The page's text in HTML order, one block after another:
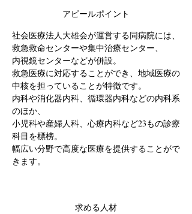
アピールポイント
社会医療法人大雄会が運営する同病院には、
救急救命センターや集中治療センター、
内視鏡センターなどが併設。
救急医療に対応することができ、地域医療の
中核を担っていることが特徴です。
内科や消化器内科、循環器内科などの内科系
のほか、
小児科や産婦人科、心療内科など23もの診療
科目を標榜。
幅広い分野で高度な医療を提供することがで
きます。
求める人材